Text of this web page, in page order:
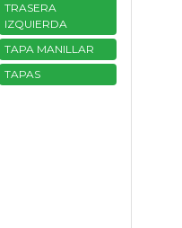
TRASERA
IZQUIERDA
TAPA MANILLAR
TAPAS